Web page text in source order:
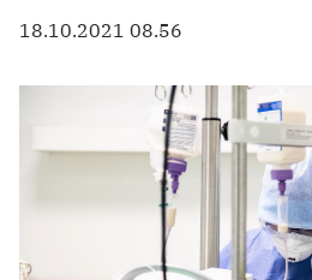
18.10.2021 08.56